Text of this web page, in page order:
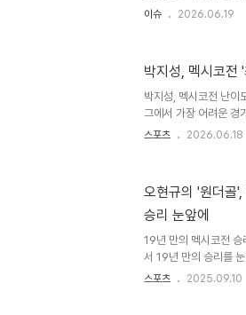
침투 능력이 돋보이는
번 일깨워주었습니다.
다. 전술적 성공과 아
과적이었습니다. 멕..
이슈 2026.06.19
박지성, 멕시코전
박지성, 멕시코전 난이
그에서 가장 어려운 경
마음가짐으로 경기에
을 개인 기량으로 벗어
크스에 대해서는 언젠
습니다. ..
스포츠 2026.06.18
오현규의 '원더골
승리 눈앞에
19년 만의 멕시코전 승
서 19년 만의 승리를
기에서 손흥민과 오현
스포츠 2025.09.10